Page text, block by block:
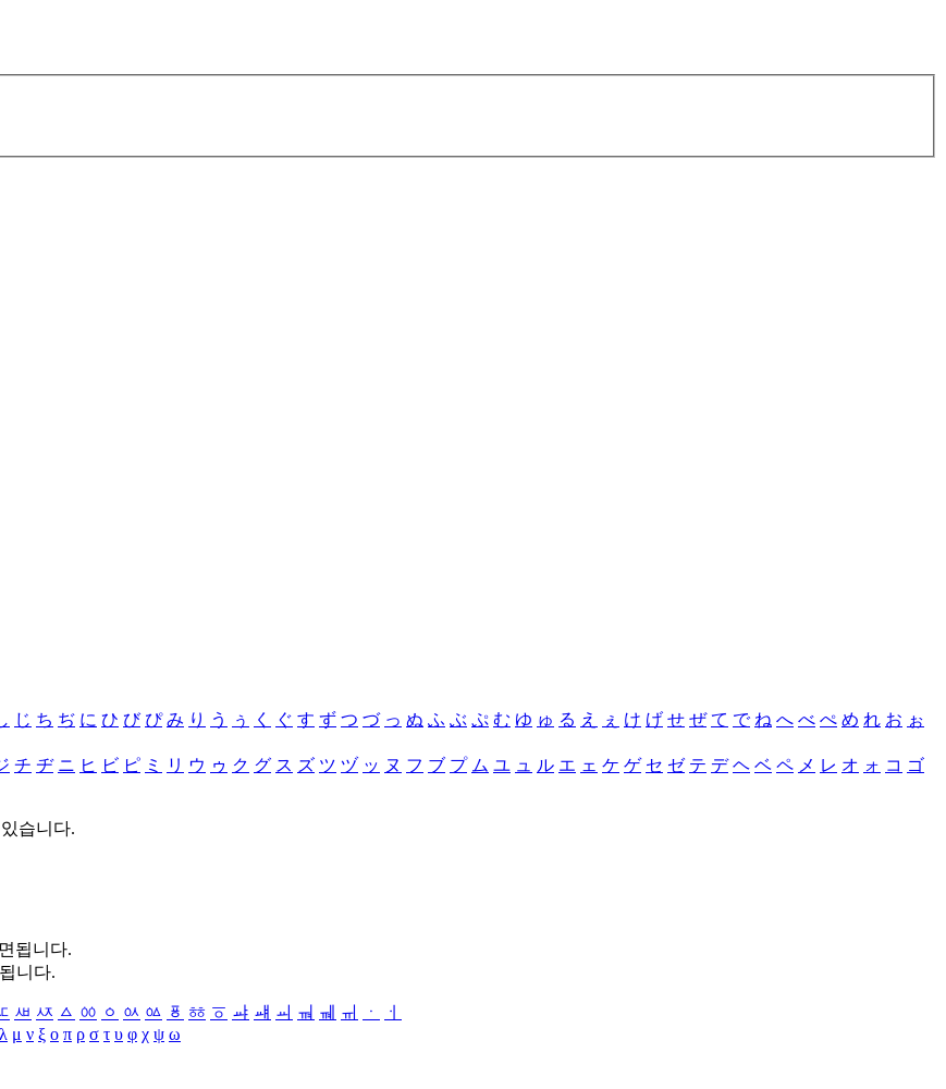
じ ち ぢ に ひ び ぴ み り う ぅ く ぐ す ず つ づ っ ぬ ふ ぶ ぷ む ゆ ゅ る え ぇ け げ せ ぜ て で ね へ べ ぺ め れ お ぉ
チ ヂ ニ ヒ ビ ピ ミ リ ウ ゥ ク グ ス ズ ツ ヅ ッ ヌ フ ブ プ ム ユ ュ ル エ ェ ケ ゲ セ ゼ テ デ ヘ ベ ペ メ レ オ ォ コ ゴ
습니다.
됩니다.
니다.
ㅽ ㅾ ㅿ ㆀ ㆁ ㆂ ㆃ ㆄ ㆅ ㆆ ㆇ ㆈ ㆉ ㆊ ㆋ ㆌ ㆍ
ㆎ
λ μ ν ξ ο π ρ σ τ υ φ χ ψ ω